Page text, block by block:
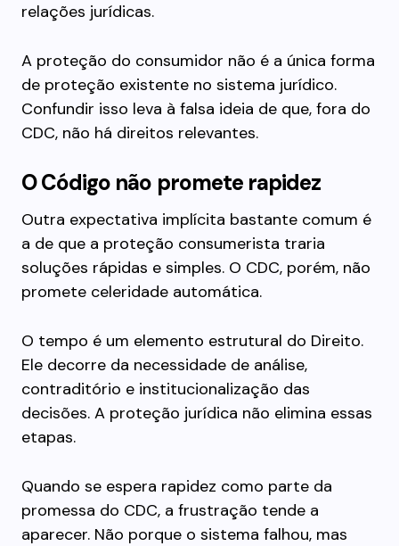
relações jurídicas.
A proteção do consumidor não é a única forma
de proteção existente no sistema jurídico.
Confundir isso leva à falsa ideia de que, fora do
CDC, não há direitos relevantes.
O Código não promete rapidez
Outra expectativa implícita bastante comum é
a de que a proteção consumerista traria
soluções rápidas e simples. O CDC, porém, não
promete celeridade automática.
O tempo é um elemento estrutural do Direito.
Ele decorre da necessidade de análise,
contraditório e institucionalização das
decisões. A proteção jurídica não elimina essas
etapas.
Quando se espera rapidez como parte da
promessa do CDC, a frustração tende a
aparecer. Não porque o sistema falhou, mas